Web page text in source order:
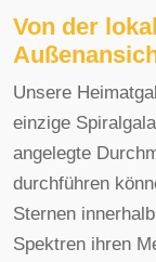
Von der
Unsere
einzige
angelegte
durchführen
Sternen
Spektren ihren